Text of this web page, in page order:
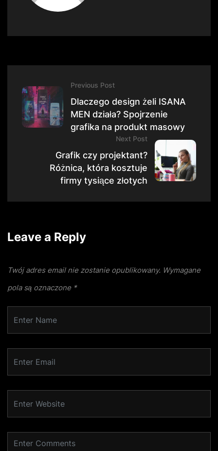
Previous Post
Dlaczego design żeli ISANA
MEN działa? Spojrzenie
grafika na produkt masowy
Next Post
Grafik czy projektant?
Różnica, która kosztuje
firmy tysiące złotych
Leave a Reply
Twój adres email nie zostanie opublikowany. Wymagane
pola są oznaczone *